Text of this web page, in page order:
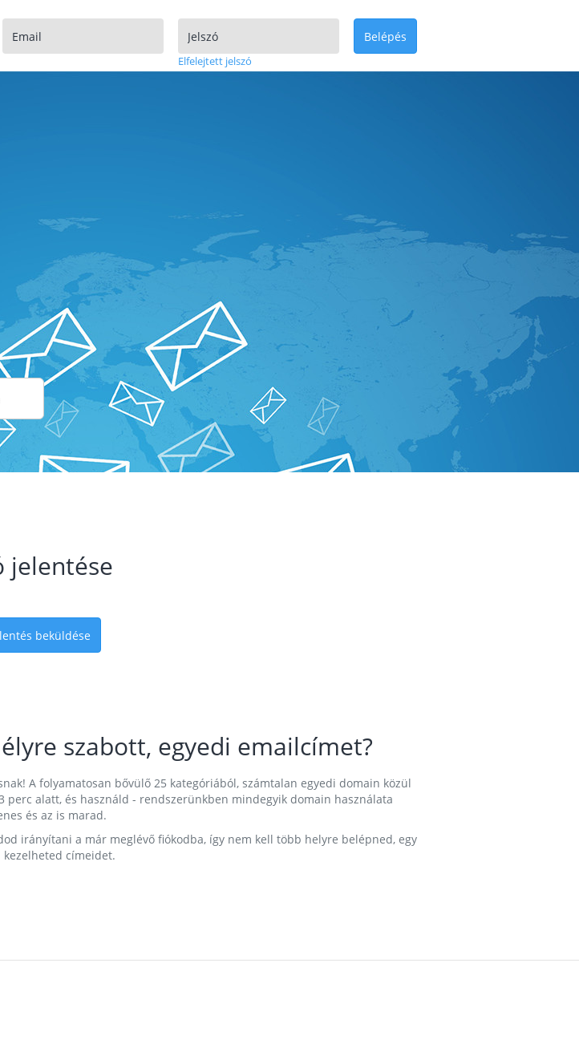
Elfelejtett jelszó
Belépés
jelentése
beküldése
szabott, egyedi emailcímet?
A folyamatosan bővülő 25 kategóriából, számtalan egyedi domain közül
alatt, és használd - rendszerünkben mindegyik domain használata
és az is marad.
irányítani a már meglévő fiókodba, így nem kell több helyre belépned, egy
kezelheted címeidet.